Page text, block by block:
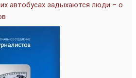
автобусах задыхаются люди – о